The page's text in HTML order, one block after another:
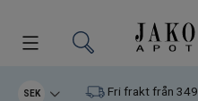
Kampanjer
SEK
Fri frakt från